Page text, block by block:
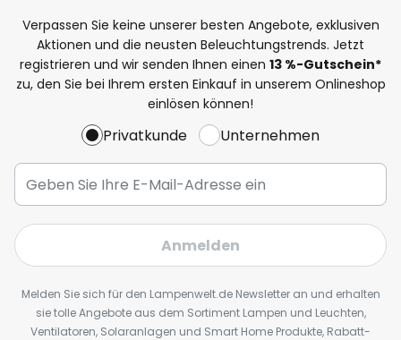
Verpassen Sie keine unserer besten Angebote, exklusiven
Aktionen und die neusten Beleuchtungstrends. Jetzt
registrieren und wir senden Ihnen einen 13 %-Gutschein*
zu, den Sie bei Ihrem ersten Einkauf in unserem Onlineshop
einlösen können!
Privatkunde Unternehmen
Anmelden
Melden Sie sich für den Lampenwelt.de Newsletter an und erhalten
sie tolle Angebote aus dem Sortiment Lampen und Leuchten,
Ventilatoren, Solaranlagen und Smart Home Produkte, Rabatt-